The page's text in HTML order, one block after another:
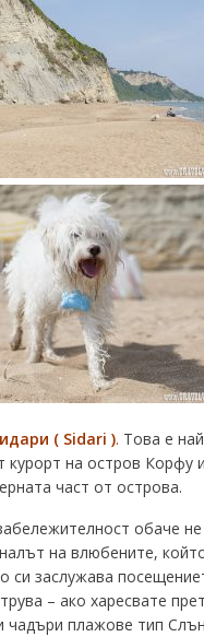
( Sidari ). Това е
курорт на остров Корфу
част от острова.
обаче
на влюбените,
си заслужава
– ако харесвате
чадъри плажове тип